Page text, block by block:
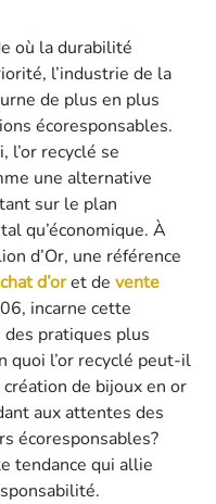
où la durabilité
l’industrie de la
de plus en plus
écoresponsables.
l’or recyclé se
une alternative
sur le plan
qu’économique. À
d’Or, une référence
d’or et de vente
incarne cette
pratiques plus
quoi l’or recyclé peut-il
de bijoux en or
aux attentes des
écoresponsables?
tendance qui allie